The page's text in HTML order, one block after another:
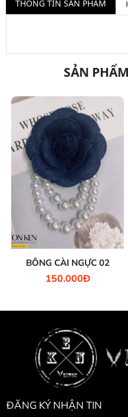
THÔNG TIN SẢN PHẨM
SẢN
BÔNG CÀI NGỰC 02
150.000Đ
ĐĂNG KÝ NHẬN TIN